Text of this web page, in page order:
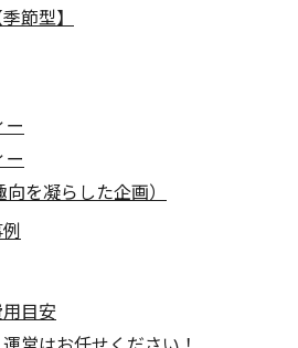
節型】
ー
ー
を凝らした企画）
目安